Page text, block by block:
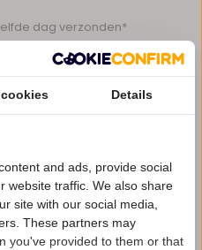
dag verzonden*
mogelijk
korting
Details
and ads, provide social
website traffic. We also share
site with our social media,
These partners may
you've provided to them or that